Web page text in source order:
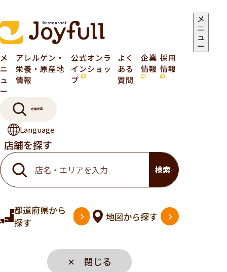
メ
ニ
ュ
ー
メ
ニ
ュ
ー
アレルゲン・
栄養・原産地
情報
公式オンラ
インショッ
プ
よく
ある
質問
企業
情報
採用
情報
店舗検索
Language
店舗を探す
検索
都道府県から
探す
地図から探す
✕ 閉じる